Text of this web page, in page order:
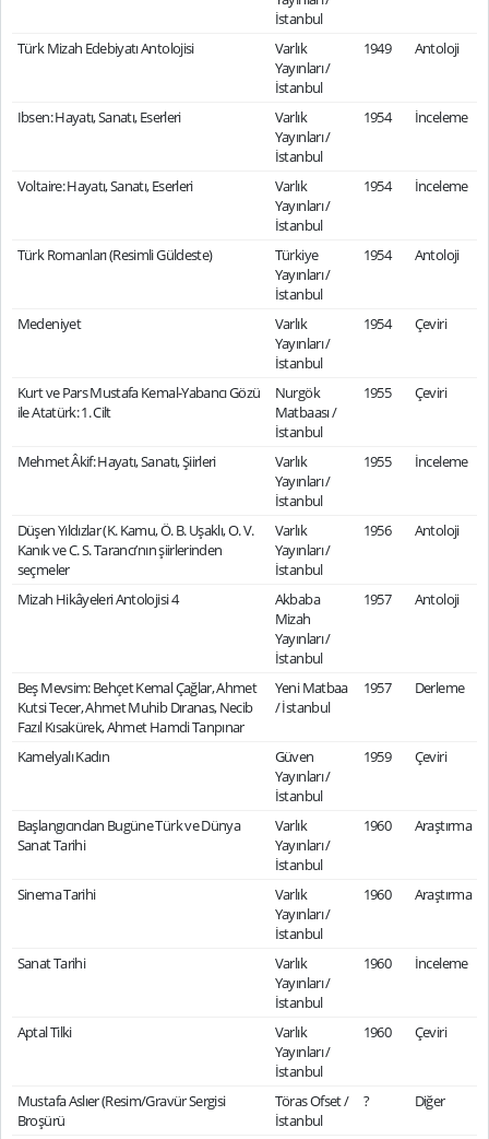
İstanbul
Türk Mizah Edebiyatı Antolojisi
Varlık
Yayınları /
İstanbul
1949 Antoloji
Ibsen: Hayatı, Sanatı, Eserleri
Varlık
Yayınları /
İstanbul
1954 İnceleme
Voltaire: Hayatı, Sanatı, Eserleri
Varlık
Yayınları /
İstanbul
1954 İnceleme
Türk Romanları (Resimli Güldeste)
Türkiye
Yayınları /
İstanbul
1954 Antoloji
Medeniyet
Varlık
Yayınları /
İstanbul
1954 Çeviri
Kurt ve Pars Mustafa Kemal-Yabancı Gözü
ile Atatürk: 1. Cilt
Nurgök
Matbaası /
İstanbul
1955 Çeviri
Mehmet Âkif: Hayatı, Sanatı, Şiirleri
Varlık
Yayınları /
İstanbul
1955 İnceleme
Düşen Yıldızlar (K. Kamu, Ö. B. Uşaklı, O. V.
Kanık ve C. S. Tarancı’nın şiirlerinden
seçmeler
Varlık
Yayınları /
İstanbul
1956 Antoloji
Mizah Hikâyeleri Antolojisi 4
Akbaba
Mizah
Yayınları /
İstanbul
1957 Antoloji
Beş Mevsim: Behçet Kemal Çağlar, Ahmet
Kutsi Tecer, Ahmet Muhib Dıranas, Necib
Fazıl Kısakürek, Ahmet Hamdi Tanpınar
Yeni Matbaa
/ İstanbul
1957 Derleme
Kamelyalı Kadın
Güven
Yayınları /
İstanbul
1959 Çeviri
Başlangıcından Bugüne Türk ve Dünya
Sanat Tarihi
Varlık
Yayınları /
İstanbul
1960 Araştırma
Sinema Tarihi
Varlık
Yayınları /
İstanbul
1960 Araştırma
Sanat Tarihi
Varlık
Yayınları /
İstanbul
1960 İnceleme
Aptal Tilki
Varlık
Yayınları /
İstanbul
1960 Çeviri
Mustafa Aslıer (Resim/Gravür Sergisi
Broşürü
Töras Ofset /
İstanbul
? Diğer